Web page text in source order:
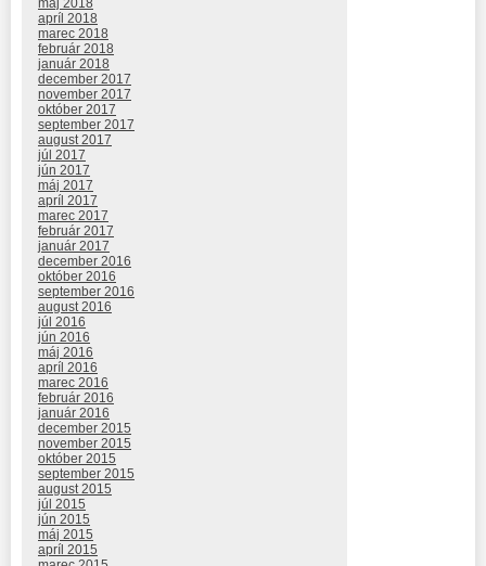
máj 2018
apríl 2018
marec 2018
február 2018
január 2018
december 2017
november 2017
október 2017
september 2017
august 2017
júl 2017
jún 2017
máj 2017
apríl 2017
marec 2017
február 2017
január 2017
december 2016
október 2016
september 2016
august 2016
júl 2016
jún 2016
máj 2016
apríl 2016
marec 2016
február 2016
január 2016
december 2015
november 2015
október 2015
september 2015
august 2015
júl 2015
jún 2015
máj 2015
apríl 2015